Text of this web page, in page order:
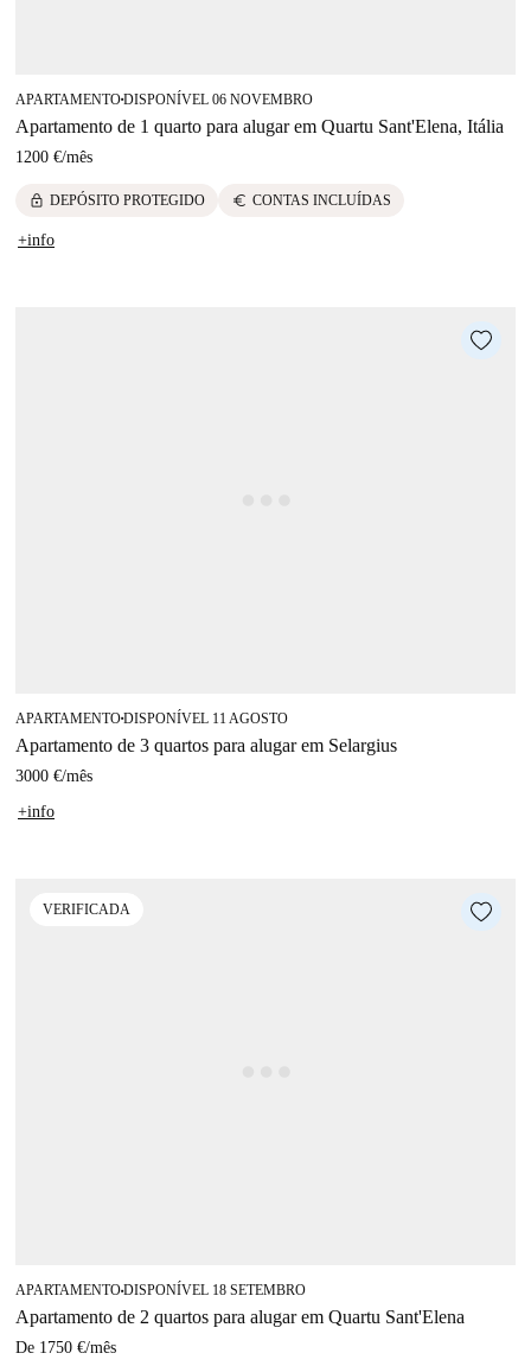
APARTAMENTO■DISPONÍVEL 06 NOVEMBRO
Apartamento de 1 quarto para alugar em Quartu Sant'Elena, Itália
1200 €/mês
lock DEPÓSITO PROTEGIDO euro CONTAS INCLUÍDAS
+info
APARTAMENTO■DISPONÍVEL 11 AGOSTO
Apartamento de 3 quartos para alugar em Selargius
3000 €/mês
+info
VERIFICADA
APARTAMENTO■DISPONÍVEL 18 SETEMBRO
Apartamento de 2 quartos para alugar em Quartu Sant'Elena
De 1750 €/mês